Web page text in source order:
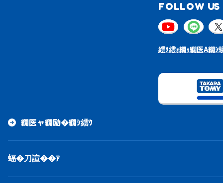
FOLLOW US
繧ｿ繧ｫ繝ｩ繝医Α繝ｼ
繝医ャ繝励�繝ｼ繧ｸ
蝠�刀諠��ｱ